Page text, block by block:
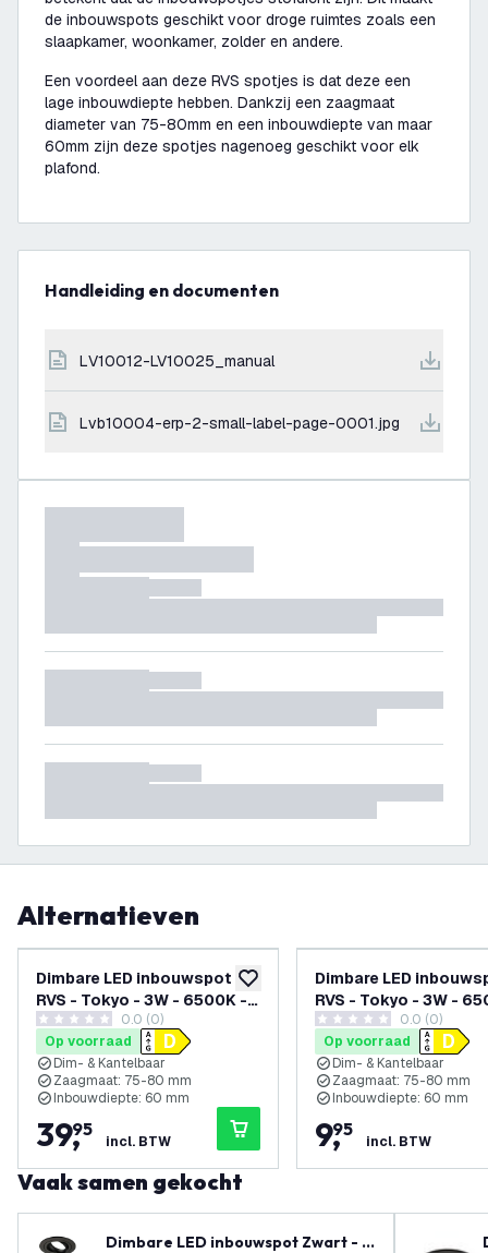
de inbouwspots geschikt voor droge ruimtes zoals een
slaapkamer, woonkamer, zolder en andere.
Een voordeel aan deze RVS spotjes is dat deze een
lage inbouwdiepte hebben. Dankzij een zaagmaat
diameter van 75-80mm en een inbouwdiepte van maar
60mm zijn deze spotjes nagenoeg geschikt voor elk
plafond.
Handleiding en documenten
LV10012-LV10025_manual
lvb10004-erp-2-small-label-page-0001.jpg
Alternatieven
toevoegen aan verlanglijst
Dimbare LED inbouwspot
RVS - Tokyo - 3W - 6500K -
ø92mm - 6 pack
0 score sterren0.0 (0)
Op voorraad
Dim- & Kantelbaar
Zaagmaat: 75-80 mm
Inbouwdiepte: 60 mm
39,
95
incl. BTW
Dimbare LED
RVS - Tokyo - 3W -
ø92mm
0 score sterren0.0 (0)
Op voorraad
Dim- & Kantelbaar
Zaagmaat: 75-80 mm
Inbouwdiepte: 60 mm
9,
95
incl. BTW
Vaak samen gekocht
Dimbare LED inbouwspot Zwart - T